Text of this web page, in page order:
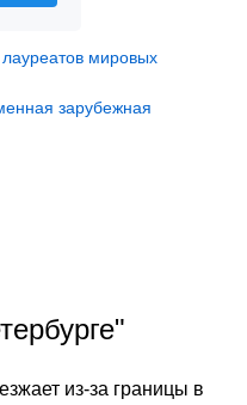
мировых
зарубежная
из-за границы в